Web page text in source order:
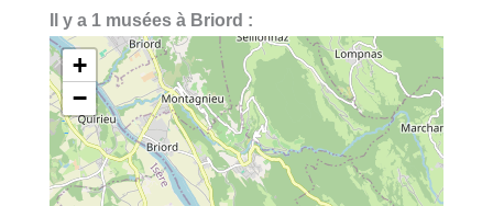
Il y a 1 musées à Briord :
+
−